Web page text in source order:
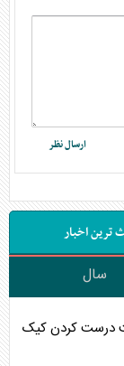
ترین اخبار
سال
درست کردن کیک